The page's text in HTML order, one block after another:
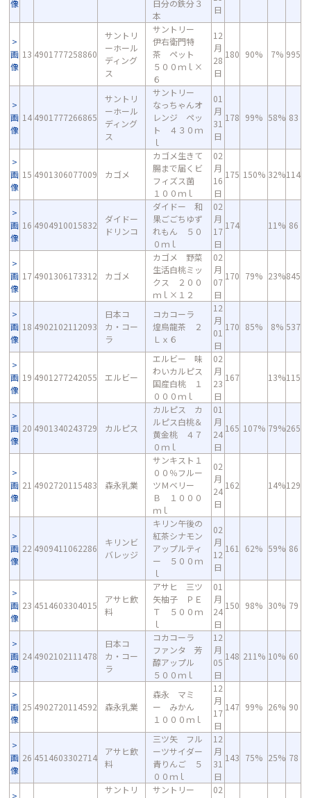
像
日分の鉄分３
本
日
画
像
13 4901777258860
サントリ
ーホール
ディング
ス
サントリー
伊右衛門特
茶 ペット
５００ｍｌ×
６
12
月
28
日
180 90% 7% 995
画
像
14 4901777266865
サントリ
ーホール
ディング
ス
サントリー
なっちゃんオ
レンジ ペッ
ト ４３０ｍ
ｌ
01
月
31
日
178 99% 58% 83
画
像
15 4901306077009 カゴメ
カゴメ生きて
腸まで届くビ
フィズス菌
１００ｍｌ
02
月
16
日
175 150% 32%114
画
像
16 4904910015832
ダイドー
ドリンコ
ダイドー 和
果ごごちゆず
れもん ５０
０ｍｌ
02
月
17
日
174 11% 86
画
像
17 4901306173312 カゴメ
カゴメ 野菜
生活白桃ミッ
クス ２００
ｍｌ×１２
02
月
07
日
170 79% 23%845
画
像
18 4902102112093
日本コ
カ・コー
ラ
コカコーラ
煌烏龍茶 ２
Ｌｘ６
12
月
01
日
170 85% 8% 537
画
像
19 4901277242055 エルビー
エルビー 味
わいカルピス
国産白桃 １
０００ｍｌ
02
月
23
日
167 13%115
画
像
20 4901340243729 カルピス
カルピス カ
ルピス白桃＆
黄金桃 ４７
０ｍｌ
01
月
24
日
165 107% 79%265
画
像
21 4902720115483 森永乳業
サンキスト１
００％フルー
ツＭベリー
Ｂ １０００
ｍｌ
02
月
24
日
162 14%129
画
像
22 4909411062286
キリンビ
バレッジ
キリン午後の
紅茶シナモン
アップルティ
ー ５００ｍ
ｌ
02
月
12
日
161 62% 59% 86
画
像
23 4514603304015
アサヒ飲
料
アサヒ 三ツ
矢柚子 ＰＥ
Ｔ ５００ｍ
ｌ
01
月
24
日
150 98% 30% 79
画
像
24 4902102111478
日本コ
カ・コー
ラ
コカコーラ
ファンタ 芳
醇アップル
５００ｍｌ
12
月
05
日
148 211% 10% 60
画
像
25 4902720114592 森永乳業
森永 マミ
ー みかん
１０００ｍｌ
12
月
17
日
147 99% 26% 90
画
像
26 4514603302714
アサヒ飲
料
三ツ矢 フル
ーツサイダー
青りんご ５
００ｍｌ
12
月
31
日
143 75% 25% 78
サントリ
サントリー
02